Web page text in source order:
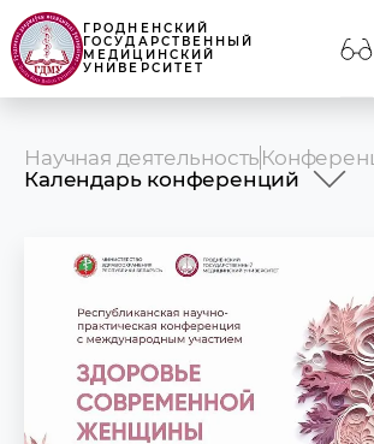
ГРОДНЕНСКИЙ
ГОСУДАРСТВЕННЫЙ
МЕДИЦИНСКИЙ
УНИВЕРСИТЕТ
Научная деятельность
Календарь конференций
Материалы конференций
Календарь конференций